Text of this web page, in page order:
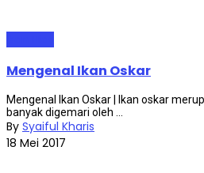
Mengenal Ikan Oskar
Mengenal Ikan Oskar | Ikan oskar
banyak digemari oleh ...
By Syaiful Kharis
18 Mei 2017